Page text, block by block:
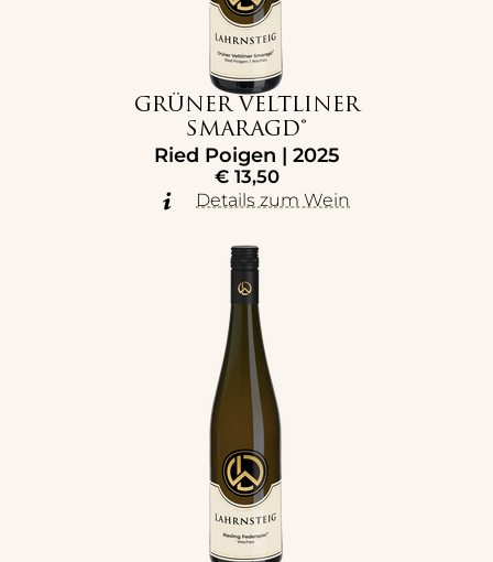
GRÜNER VELTLINER
SMARAGD®
Ried Poigen | 2025
€13,50
Details zum Wein